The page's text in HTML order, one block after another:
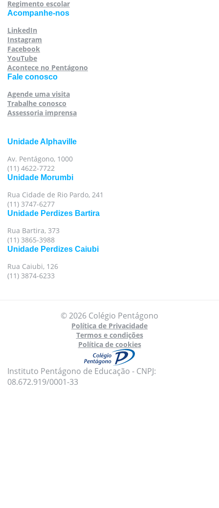
Regimento escolar
Acompanhe-nos
LinkedIn
Instagram
Facebook
YouTube
Acontece no Pentágono
Fale conosco
Agende uma visita
Trabalhe conosco
Assessoria imprensa
Unidade Alphaville
Av. Pentágono, 1000
(11) 4622-7722
Unidade Morumbi
Rua Cidade de Rio Pardo, 241
(11) 3747-6277
Unidade Perdizes Bartira
Rua Bartira, 373
(11) 3865-3988
Unidade Perdizes Caiubi
Rua Caiubi, 126
(11) 3874-6233
© 2026 Colégio Pentágono
Política de Privacidade
Termos e condições
Política de cookies
Instituto Pentágono de Educação - CNPJ:
08.672.919/0001-33